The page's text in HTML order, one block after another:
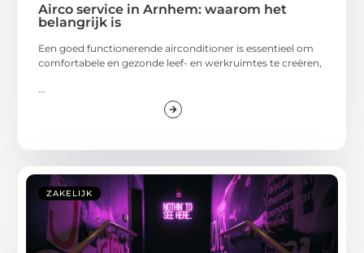
Airco service in Arnhem: waarom het
belangrijk is
Een goed functionerende airconditioner is essentieel om
comfortabele en gezonde leef- en werkruimtes te creëren,
...
ZAKELIJK